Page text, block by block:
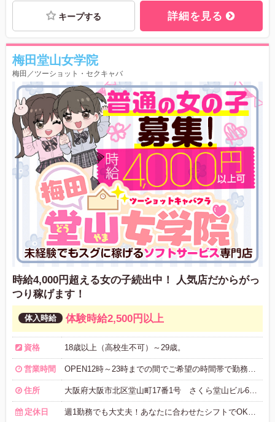
キープする 詳細を見る
梅田堂山女学院
梅田／ツーショット・セクキャバ
時給4,000円超える女の子続出中！ 人気店だからがっ
つり稼げます！
体験時給2,500円以上
資格 18歳以上（高校生不可）～29歳。
営業時間 OPEN12時～23時までの間でご希望の時間帯で勤務してください お昼だけ・夜から・日によって勤務変更もOK！
住所 大阪府大阪市北区堂山町17番1号 さくら堂山ビル6階601号
定休日 週1勤務でも大丈夫！あなたに合わせたシフトでOK！ 現在、土日のみの出勤の女の子も在籍しています。 定休日：水曜